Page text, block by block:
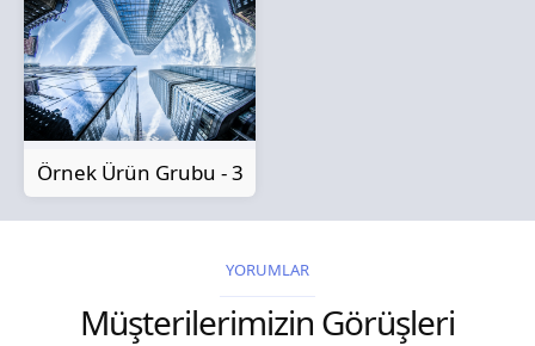
Örnek Ürün Grubu - 3
YORUMLAR
Müşterilerimizin Görüşleri